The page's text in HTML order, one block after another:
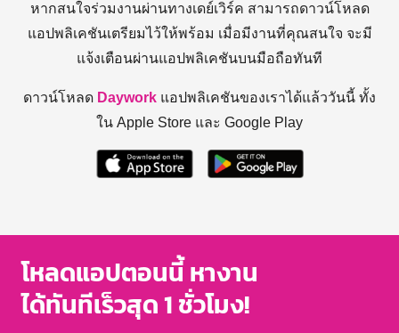
หากสนใจร่วมงานผ่านทางเดย์เวิร์ค สามารถดาวน์โหลด
แอปพลิเคชันเตรียมไว้ให้พร้อม เมื่อมีงานที่คุณสนใจ จะมี
แจ้งเตือนผ่านแอปพลิเคชันบนมือถือทันที
ดาวน์โหลด Daywork แอปพลิเคชันของเราได้แล้ววันนี้ ทั้ง
ใน Apple Store และ Google Play
โหลดแอปตอนนี้ หางาน
ได้ทันทีเร็วสุด 1 ชั่วโมง!